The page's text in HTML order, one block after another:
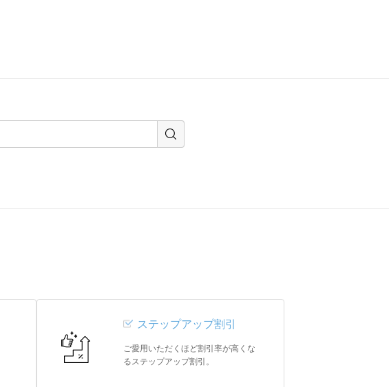
ステップアップ割引
ご愛用いただくほど割引率が高くな
るステップアップ割引。